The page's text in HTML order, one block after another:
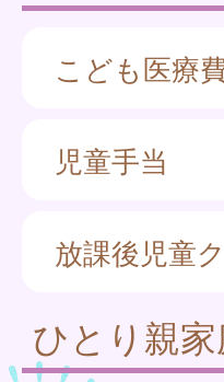
こども医療
児童手当
放課後児童
ひとり親